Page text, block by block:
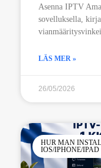
Asenna IPTV
sovelluksella,
LÄS MER »
26/05/2026
HUR MAN
IOS/IPHONE/IPAD